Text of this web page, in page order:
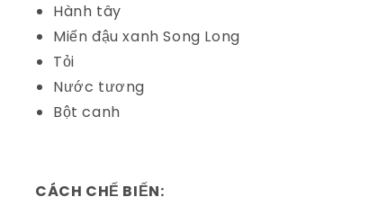
Hành tây
Miến đậu xanh Song Long
Tỏi
Nước tương
Bột canh
CÁCH CHẾ BIẾN: